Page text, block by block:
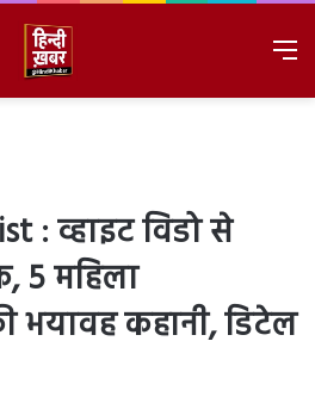
: व्हाइट विडो से
5 महिला
भयावह कहानी, डिटेल